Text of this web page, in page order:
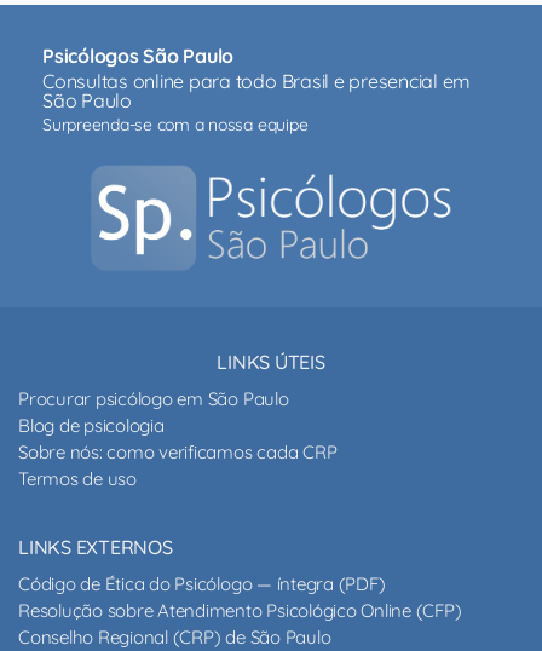
Psicólogos São Paulo
Consultas online para todo Brasil e presencial em
São Paulo
Surpreenda-se com a nossa equipe
LINKS ÚTEIS
Procurar psicólogo em São Paulo
Blog de psicologia
Sobre nós: como verificamos cada CRP
Termos de uso
LINKS EXTERNOS
Código de Ética do Psicólogo — íntegra (PDF)
Resolução sobre Atendimento Psicológico Online (CFP)
Conselho Regional (CRP) de São Paulo